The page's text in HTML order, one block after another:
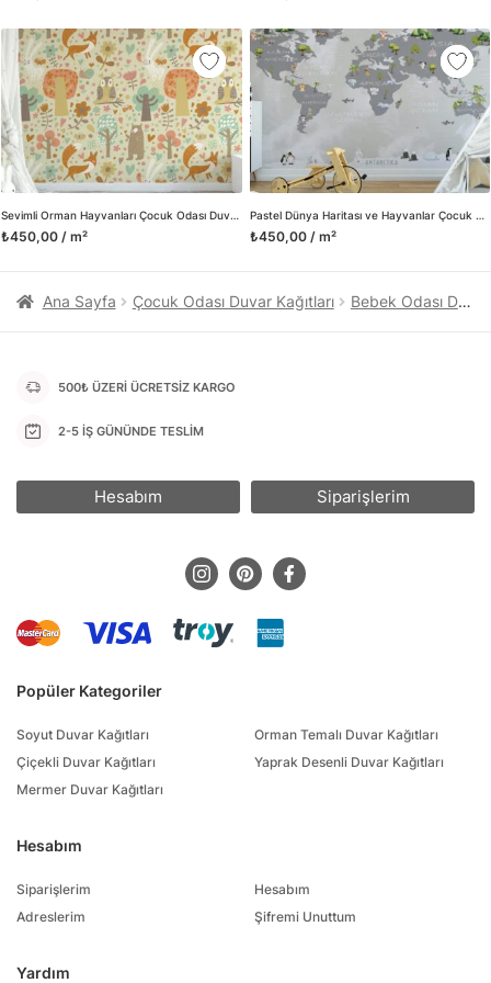
Sevimli Orman Hayvanları Çocuk Odası Duvar Kağıdı
₺450,00 / m²
Pastel Dünya Haritası ve Hayvanlar Çocuk Odası 3D Duvar Kağıdı
₺450,00 / m²
üretimini ve satışını yapmaktadır. Duvar tasarımının önemini
biliyor ve evin en kritik dekorasyon alanı olduğunu kabul
ediyoruz. Bu nedenle ürün yelpazemizi sürekli genişletiyor ve
trendlere ayak uydurmanın yanı sıra yeni trendlerin oluşumunda
da öncü rol üstleniyoruz.
Herhangi bir soru ya da sorununuz olursa bizimle iletişime
geçebilirsiniz.
Ana Sayfa Çocuk Odası Duvar Kağıtları Bebek Odası Duvar Kağıtları
Popüler Kategoriler
Soyut Duvar Kağıtları
Çiçekli Duvar Kağıtları
Mermer Duvar Kağıtları
Orman Temalı Duvar Kağıtları
Yaprak Desenli Duvar Kağıtları
Hesabım
Siparişlerim
Adreslerim
Hesabım
Şifremi Unuttum
Yardım
500₺ ÜZERİ ÜCRETSİZ KARGO
2-5 İŞ GÜNÜNDE TESLİM
Hesabım Siparişlerim